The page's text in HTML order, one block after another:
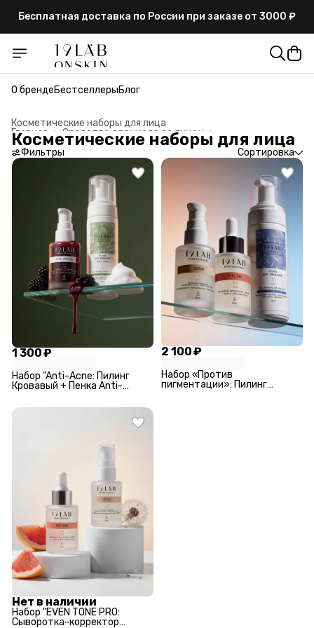
Бесплатная доставка по России при заказе от 3000 ₽
О брендеБестселлерыБлог
Косметические наборы для лица
Средства для ухода за лицом ›
Главная ›
Косметические наборы для лица
Фильтры Сортировка
1 300 ₽
Набор "Anti-Acnе: Пилинг
Кровавый + Пенка Anti-
2 100 ₽
Набор «Против
пигментации»: Пилинг
Нет в наличии
Набор "EVEN TONE PRO:
Сыворотка-корректор